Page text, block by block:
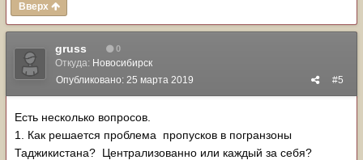
Вверх
gruss 0
Откуда: Новосибирск
#5
Опубликовано: 25 марта 2019
Есть несколько вопросов.
1. Как решается проблема пропусков в погранзоны
Таджикистана? Централизованно или каждый за себя?